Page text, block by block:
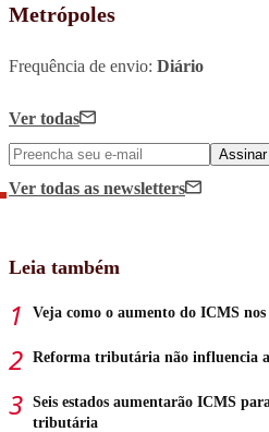
Metrópoles
Frequência de envio: Diário
Ver todas
Assinar
Ver todas as newsletters
Leia também
Veja como o aumento do ICMS
Reforma tributária não influencia
Seis estados aumentarão ICMS
tributária